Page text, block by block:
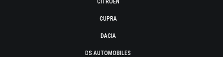
CITROËN
CUPRA
DACIA
DS AUTOMOBILES